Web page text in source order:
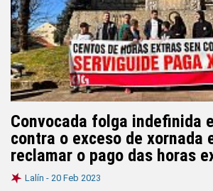
Convocada folga indefinida
contra o exceso de xornada
reclamar o pago das horas
Lalín - 20 Feb 2023